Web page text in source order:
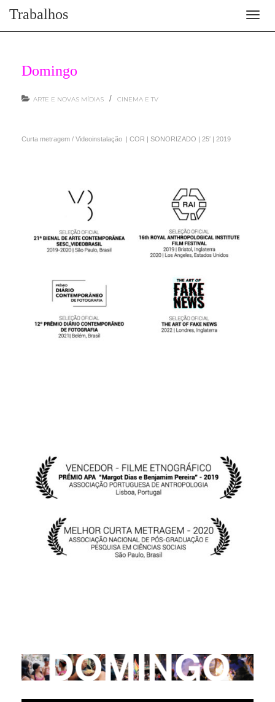
Toggle
Trabalhos
Domingo
ARTE E NOVAS MÍDIAS / CINEMA E TV
Curta metragem / Videoinstalação | COR | SONORIZADO | 25′ | 2019